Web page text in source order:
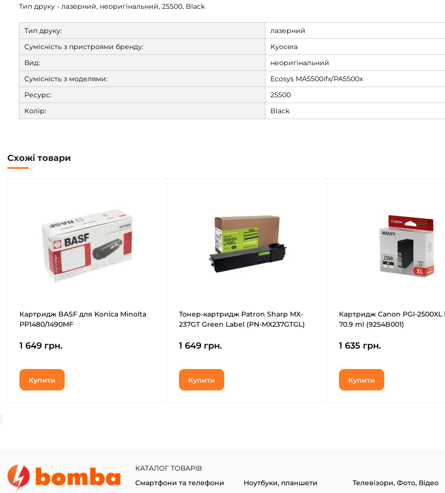
Тип друку - лазерний, неоригінальний, 25500, Black
Тип друку:
лазерний
Сумісність з пристроями бренду:
Kyocera
Вид:
неоригінальний
Сумісність з моделями:
Ecosys MA5500ifx/PA5500x
Ресурс:
25500
Колір:
Black
Схожі товари
Картридж BASF для Konica Minolta
PP1480/1490MF
9967000877)
1 649 грн.
Купити
Тонер-картридж Patron Sharp MX-
237GT Green Label (PN-MX237GTGL)
1 649 грн.
Купити
Картридж Canon PGI-2500XL
70.9 ml (9254B001)
1 635 грн.
Купити
КАТАЛОГ ТОВАРІВ
Смартфони та телефони
Ноутбуки, планшети
Телевізори, Фото, Відео